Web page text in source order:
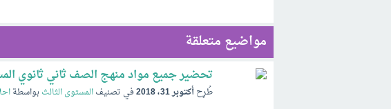
مواضيع متعلقة
تحضير جميع مواد منهج الصف ثاني ثانوي
طُرِحأكتوبر 31، 2018 في تصنيفالمستوى الثالثبواسطة